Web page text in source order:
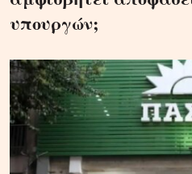
υπουργών;